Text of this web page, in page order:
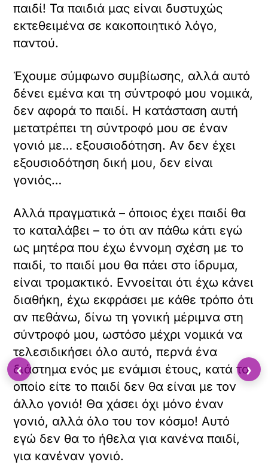
παιδί! Τα παιδιά μας είναι δυστυχώς
εκτεθειμένα σε κακοποιητικό λόγο,
παντού.
Έχουμε σύμφωνο συμβίωσης, αλλά αυτό
δένει εμένα και τη σύντροφό μου νομικά,
δεν αφορά το παιδί. Η κατάσταση αυτή
μετατρέπει τη σύντροφό μου σε έναν
γονιό με… εξουσιοδότηση. Αν δεν έχει
εξουσιοδότηση δική μου, δεν είναι
γονιός…
Αλλά πραγματικά – όποιος έχει παιδί θα
το καταλάβει – το ότι αν πάθω κάτι εγώ
ως μητέρα που έχω έννομη σχέση με το
παιδί, το παιδί μου θα πάει στο ίδρυμα,
είναι τρομακτικό. Εννοείται ότι έχω κάνει
διαθήκη, έχω εκφράσει με κάθε τρόπο ότι
αν πεθάνω, δίνω τη γονική μέριμνα στη
σύντροφό μου, ωστόσο μέχρι νομικά να
τελεσιδικήσει όλο αυτό, περνά ένα
διάστημα ενός με ενάμισι έτους, κατά το
οποίο είτε το παιδί δεν θα είναι με τον
άλλο γονιό! Θα χάσει όχι μόνο έναν
γονιό, αλλά όλο του τον κόσμο! Αυτό
εγώ δεν θα το ήθελα για κανένα παιδί,
για κανέναν γονιό.
‹ ›